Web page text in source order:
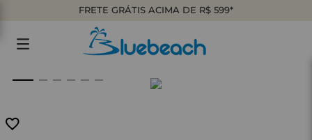
FRETE GRÁTIS ACIMA DE R$ 599*